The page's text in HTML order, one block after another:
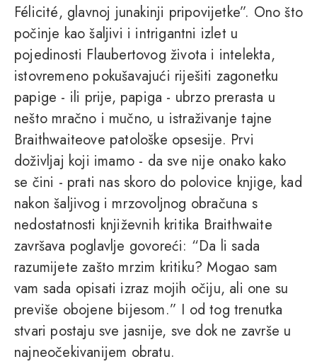
Félicité, glavnoj junakinji pripovijetke”. Ono što
počinje kao šaljivi i intrigantni izlet u
pojedinosti Flaubertovog života i intelekta,
istovremeno pokušavajući riješiti zagonetku
papige - ili prije, papiga - ubrzo prerasta u
nešto mračno i mučno, u istraživanje tajne
Braithwaiteove patološke opsesije. Prvi
doživljaj koji imamo - da sve nije onako kako
se čini - prati nas skoro do polovice knjige, kad
nakon šaljivog i mrzovoljnog obračuna s
nedostatnosti književnih kritika Braithwaite
završava poglavlje govoreći: “Da li sada
razumijete zašto mrzim kritiku? Mogao sam
vam sada opisati izraz mojih očiju, ali one su
previše obojene bijesom.” I od tog trenutka
stvari postaju sve jasnije, sve dok ne završe u
najneočekivanijem obratu.